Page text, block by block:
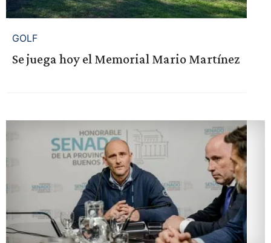
GOLF
Se juega hoy el Memorial Mario Martínez